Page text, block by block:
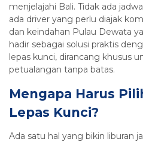
menjelajahi Bali. Tidak ada
ada driver yang perlu diajak
dan keindahan Pulau Dewata
hadir sebagai solusi praktis
lepas kunci, dirancang khusus
petualangan tanpa batas.
Mengapa Harus
Lepas Kunci?
Ada satu hal yang bikin liburan